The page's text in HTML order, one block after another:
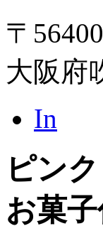
〒
大阪府
In
ピン
お菓